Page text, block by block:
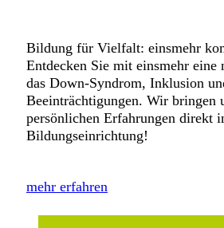
Bildung für Vielfalt: einsmehr
Entdecken Sie mit einsmehr eine
das Down-Syndrom, Inklusion
Beeinträchtigungen. Wir bringen
persönlichen Erfahrungen direkt
Bildungseinrichtung!
mehr erfahren